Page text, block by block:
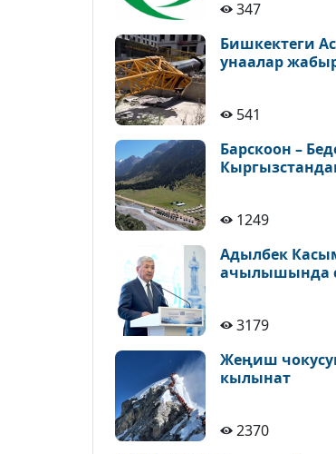
347
Бишкектеги
унаалар
541
Барскоон –
1249
Адылбек
ачылышында
3179
Жеңиш
кылынат
2370